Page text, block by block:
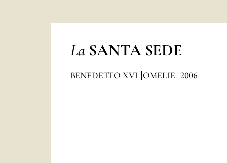
La SANTA SEDE
BENEDETTO XVI OMELIE 2006